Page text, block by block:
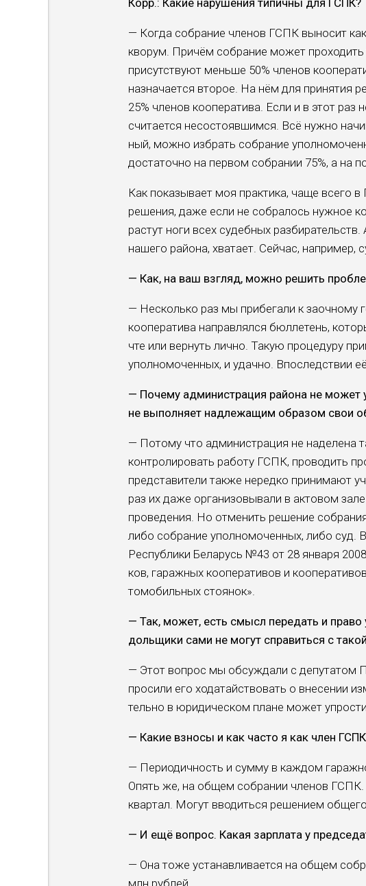
Корр.: Какие нарушения типичны для ГСПК?
— Когда собрание членов ГСПК выносит
кворум. Причём со­брание может проходить
присутству­ют меньше 50% членов
назначает­ся второе. На нём для при­нятия
25% членов кооперати­ва. Если и в этот
считается несостоявшимся. Всё нуж­но
ный, можно избрать собра­ние
достаточно на первом собрании 75%, а на
Как показывает моя прак­тика, чаще
решения, даже ес­ли не собралось нужное
растут но­ги всех судебных
нашего района, хватает. Сейчас, например,
— Как, на ваш взгляд, можно решить
— Несколько раз мы при­бегали к
кооператива на­правлялся бюллетень,
чте или вернуть лично. Та­кую процедуру
уполномоченных, и удачно. Впоследствии
— Почему администра­ция района не может
не вы­полняет надлежащим обра­зом свои
— Потому что админи­страция не
контролировать работу ГСПК, проводить
представители также нередко принимают
раз их даже организовывали в ак­товом
проведения. Но отме­нить решение
либо собрание уполномоченных, либо суд.
Республи­ки Беларусь №43 от 28 янва­ря
ков, гаражных кооперативов и
томобильных стоянок».
— Так, может, есть смысл передать и
дольщики сами не могут справиться с
— Этот вопрос мы об­суждали с
просили его ходатайствовать о вне­сении
тельно в юридическом пла­не может
— Какие взносы и как часто я как член
— Периодичность и сум­му в каждом
Опять же, на общем собрании членов ГСПК.
квар­тал. Могут вводиться реше­нием
— И ещё вопрос. Какая зарплата у
— Она тоже устанавли­вается на общем
млн рублей.